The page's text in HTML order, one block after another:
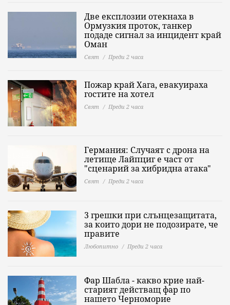
Две експлозии отекнаха в
Ормузкия проток, танкер
подаде сигнал за инцидент край
Оман
Свят Преди 2 часа
Пожар край Хага, евакуираха
гостите на хотел
Свят Преди 2 часа
Германия: Случаят с дрона на
летище Лайпциг е част от
"сценарий за хибридна атака"
Свят Преди 2 часа
3 грешки при слънцезащитата,
за които дори не подозирате, че
правите
Любопитно Преди 2 часа
Фар Шабла - какво крие най-
старият действащ фар по
нашето Черноморие